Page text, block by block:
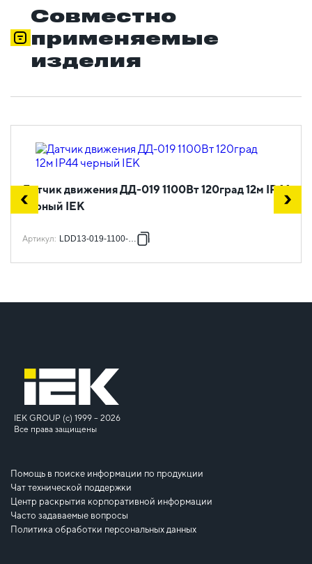
Совместно
применяемые
изделия
Датчик движения ДД-019 1100Вт 120град 12м IP44
черный IEK
Артикул: LDD13-019-1100-002
IEK GROUP (c) 1999 – 2026
Все права защищены
Помощь в поиске информации по продукции
Чат технической поддержки
Центр раскрытия корпоративной информации
Часто задаваемые вопросы
Политика обработки персональных данных